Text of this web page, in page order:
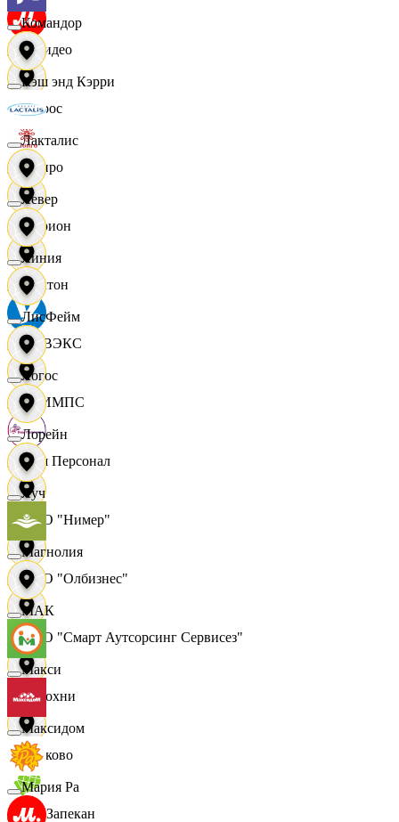
МВидео
Мирос
Монро
Морион
Мултон
НОВЭКС
ОЛИМПС
Ваш Персонал
ООО "Нимер"
ООО "Олбизнес"
ООО "Смарт Аутсорсинг Сервисез"
Отдохни
Очаково
ПанЗапекан
Командор
Кэш энд Кэрри
Лакталис
Левер
Линия
ЛисФейм
Логос
Лорейн
Луч
Магнолия
МАК
Макси
Максидом
Мария Ра